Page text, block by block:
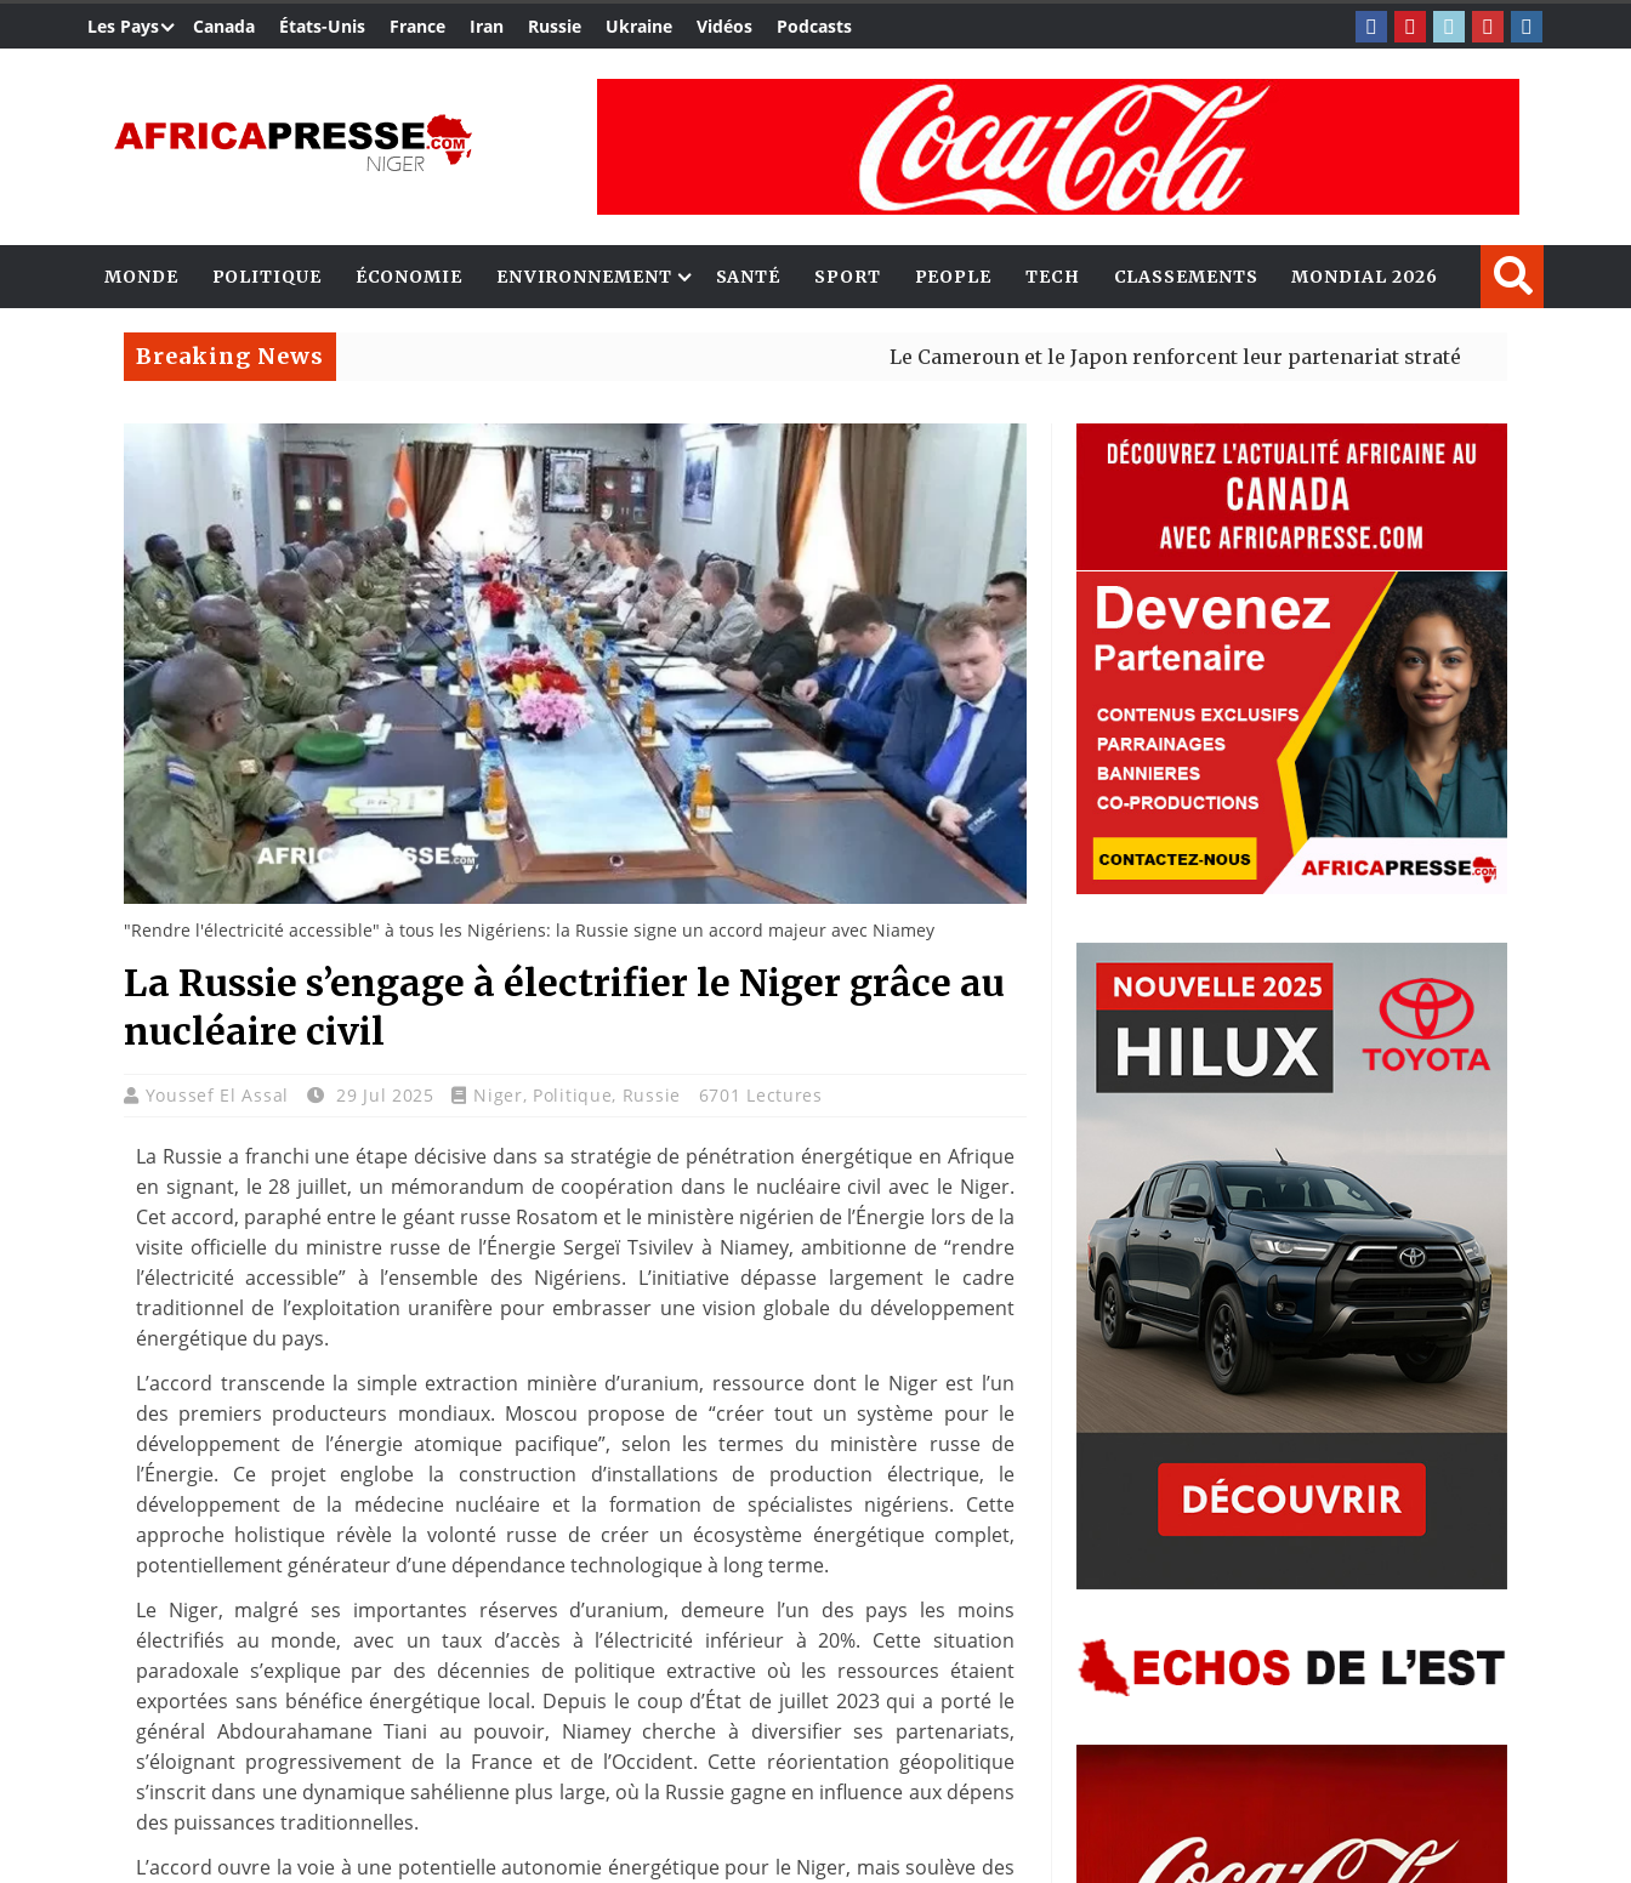
Les Pays Canada États-Unis France Iran Russie Ukraine Vidéos Podcasts
MONDE POLITIQUE ÉCONOMIE ENVIRONNEMENT SANTÉ SPORT PEOPLE TECH CLASSEMENTS MONDIAL 2026
Breaking News Le Cameroun et le Japon renforcent leur partenariat stratégique avec un cap sur
"Rendre l'électricité accessible" à tous les Nigériens: la Russie signe un accord majeur avec Niamey
La Russie s’engage à électrifier le Niger grâce au
nucléaire civil
Youssef El Assal 29 Jul 2025 Niger, Politique, Russie 6701 Lectures
La Russie a franchi une étape décisive dans sa stratégie de pénétration énergétique en Afrique
en signant, le 28 juillet, un mémorandum de coopération dans le nucléaire civil avec le Niger.
Cet accord, paraphé entre le géant russe Rosatom et le ministère nigérien de l’Énergie lors de la
visite officielle du ministre russe de l’Énergie Sergeï Tsivilev à Niamey, ambitionne de “rendre
l’électricité accessible” à l’ensemble des Nigériens. L’initiative dépasse largement le cadre
traditionnel de l’exploitation uranifère pour embrasser une vision globale du développement
énergétique du pays.
L’accord transcende la simple extraction minière d’uranium, ressource dont le Niger est l’un
des premiers producteurs mondiaux. Moscou propose de “créer tout un système pour le
développement de l’énergie atomique pacifique”, selon les termes du ministère russe de
l’Énergie. Ce projet englobe la construction d’installations de production électrique, le
développement de la médecine nucléaire et la formation de spécialistes nigériens. Cette
approche holistique révèle la volonté russe de créer un écosystème énergétique complet,
potentiellement générateur d’une dépendance technologique à long terme.
Le Niger, malgré ses importantes réserves d’uranium, demeure l’un des pays les moins
électrifiés au monde, avec un taux d’accès à l’électricité inférieur à 20%. Cette situation
paradoxale s’explique par des décennies de politique extractive où les ressources étaient
exportées sans bénéfice énergétique local. Depuis le coup d’État de juillet 2023 qui a porté le
général Abdourahamane Tiani au pouvoir, Niamey cherche à diversifier ses partenariats,
s’éloignant progressivement de la France et de l’Occident. Cette réorientation géopolitique
s’inscrit dans une dynamique sahélienne plus large, où la Russie gagne en influence aux dépens
des puissances traditionnelles.
L’accord ouvre la voie à une potentielle autonomie énergétique pour le Niger, mais soulève des